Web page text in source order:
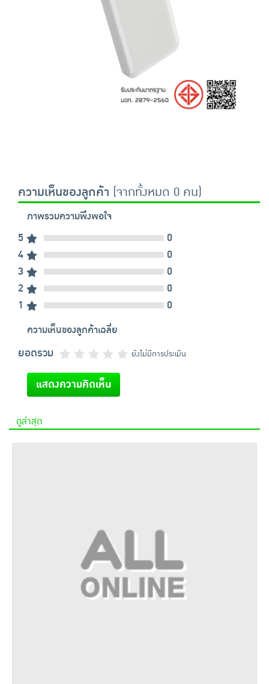
ความเห็นของลูกค้า (จากทั้งหมด 0 คน)
ภาพรวมความพึงพอใจ
5
0
4
0
3
0
2
0
1
0
ความเห็นของลูกค้าเฉลี่ย
ยอดรวม ยังไม่มีการประเมิน
แสดงความคิดเห็น
ดูล่าสุด